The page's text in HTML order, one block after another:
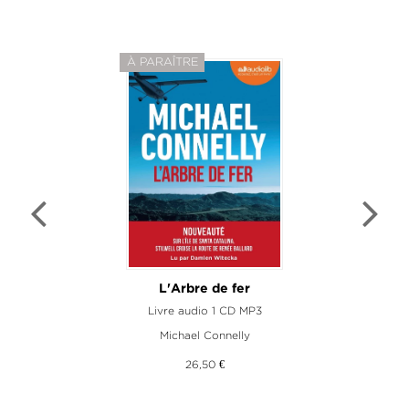
À PARAÎTRE
L'Arbre de fer
Livre audio 1 CD MP3
Michael Connelly
26,50 €